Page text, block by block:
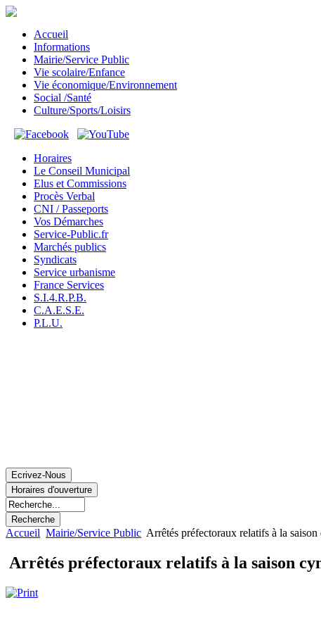
Accueil
Informations
Mairie/Service Public
Vie scolaire/Enfance
Vie économique/Environnement
Social /Santé
Culture/Sports/Loisirs
Horaires
Le Conseil Municipal
Elus et Commissions
Procès Verbal
CNI / Passeports
Vos Démarches
Service-Public.fr
Marchés publics
Syndicats
Service urbanisme
France Services
S.I.4.R.P.B.
C.A.E.S.E.
P.L.U.
Accueil Mairie/Service Public Arrêtés préfectoraux relatifs à la
Arrêtés préfectoraux relatifs à la saison